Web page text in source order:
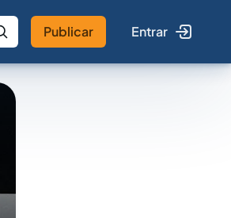
Publicar Entrar